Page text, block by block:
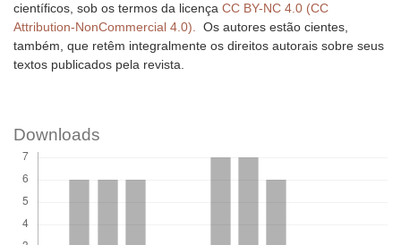
científicos, sob os termos da licença CC BY-NC 4.0 (CC
Attribution-NonCommercial 4.0). Os autores estão cientes,
também, que retêm integralmente os direitos autorais sobre seus
textos publicados pela revista.
Downloads